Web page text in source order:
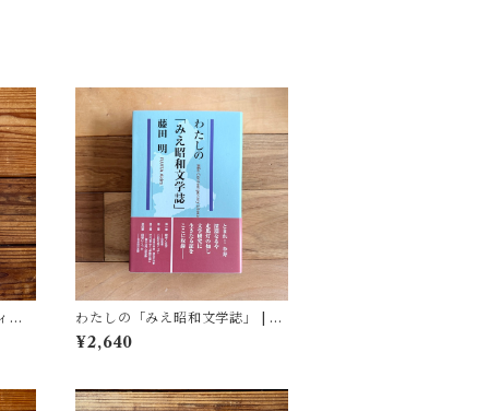
ア
著)
わたしの「みえ昭和文学誌」 | 藤
田 明
¥2,640